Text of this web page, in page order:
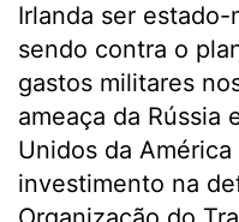
Irlanda ser estado-
sendo contra o
gastos militares
ameaça da Rússia
Unidos da
investimento na